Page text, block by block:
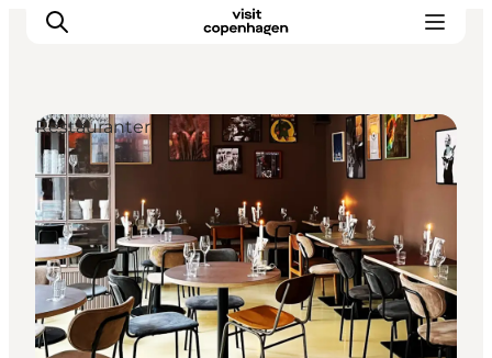
Aktiviteter
Mat och dryck
Planera din resa
Restauranter